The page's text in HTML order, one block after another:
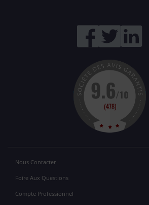
Nous Contacter
Foire Aux Questions
Compte Professionnel